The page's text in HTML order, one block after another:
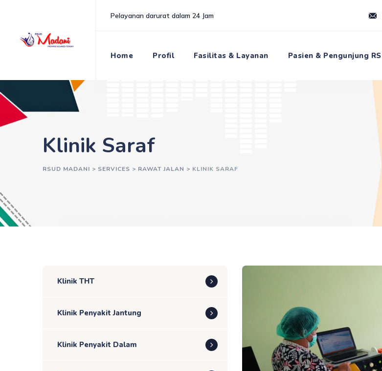
Pelayanan darurat dalam 24 Jam
Home Profil Fasilitas & Layanan Pasien & Pengunjung RS
Klinik Saraf
RSUD MADANI > SERVICES > RAWAT JALAN > KLINIK SARAF
Klinik THT
Klinik Penyakit Jantung
Klinik Penyakit Dalam